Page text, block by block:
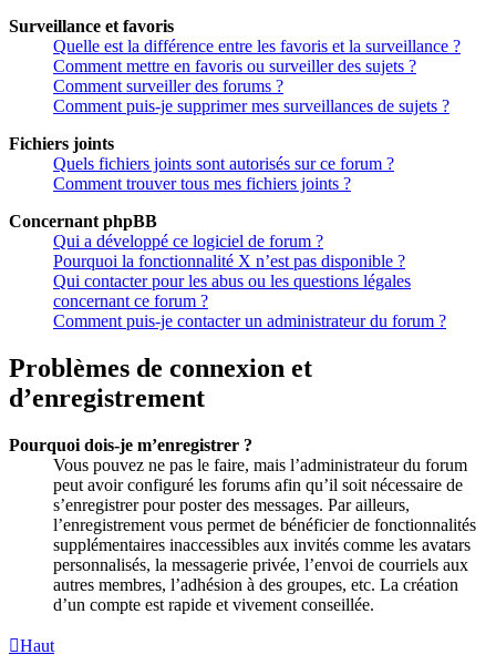
Surveillance et favoris
Quelle est la différence entre les favoris et la surveillance ?
Comment mettre en favoris ou surveiller des sujets ?
Comment surveiller des forums ?
Comment puis-je supprimer mes surveillances de sujets ?
Fichiers joints
Quels fichiers joints sont autorisés sur ce forum ?
Comment trouver tous mes fichiers joints ?
Concernant phpBB
Qui a développé ce logiciel de forum ?
Pourquoi la fonctionnalité X n’est pas disponible ?
Qui contacter pour les abus ou les questions légales
concernant ce forum ?
Comment puis-je contacter un administrateur du forum ?
Problèmes de connexion et
d’enregistrement
Pourquoi dois-je m’enregistrer ?
Vous pouvez ne pas le faire, mais l’administrateur du forum
peut avoir configuré les forums afin qu’il soit nécessaire de
s’enregistrer pour poster des messages. Par ailleurs,
l’enregistrement vous permet de bénéficier de fonctionnalités
supplémentaires inaccessibles aux invités comme les avatars
personnalisés, la messagerie privée, l’envoi de courriels aux
autres membres, l’adhésion à des groupes, etc. La création
d’un compte est rapide et vivement conseillée.
Haut